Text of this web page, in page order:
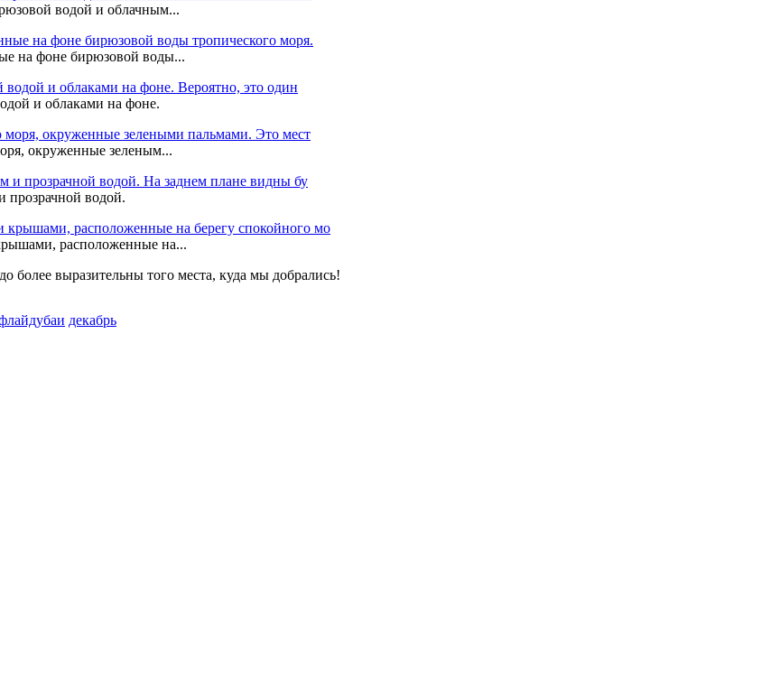
водой и облачным...
на фоне бирюзовой воды...
и облаками на фоне.
окруженные зеленым...
прозрачной водой.
расположенные на...
более выразительны того места, куда мы добрались!
декабрь